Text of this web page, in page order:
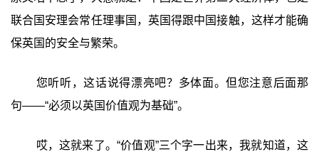
联合国安理会常任理事国，英国得跟中国接触，这样才能确
保英国的安全与繁荣。
您听听，这话说得漂亮吧？多体面。但您注意后面那
句——“必须以英国价值观为基础”。
哎，这就来了。“价值观”三个字一出来，我就知道，这